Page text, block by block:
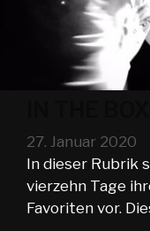
27. Januar 2020
In dieser Rubrik
vierzehn Tage
Favoriten vor.